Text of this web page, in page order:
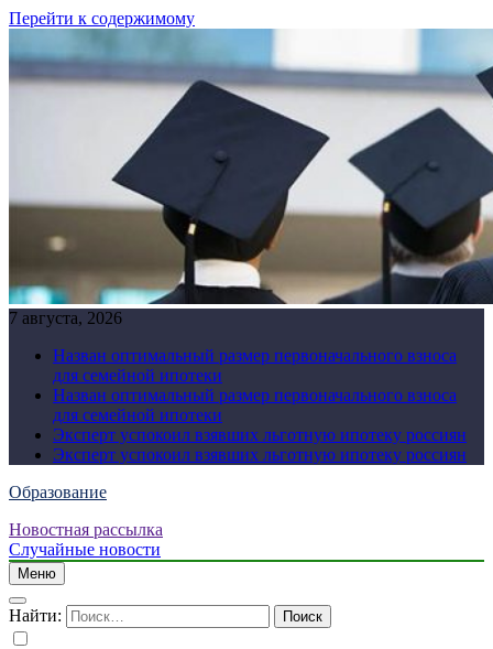
Перейти к содержимому
7 августа, 2026
Назван оптимальный размер первоначального взноса
для семейной ипотеки
Назван оптимальный размер первоначального взноса
для семейной ипотеки
Эксперт успокоил взявших льготную ипотеку россиян
Эксперт успокоил взявших льготную ипотеку россиян
Образование
Новостная рассылка
Случайные новости
Меню
Найти: